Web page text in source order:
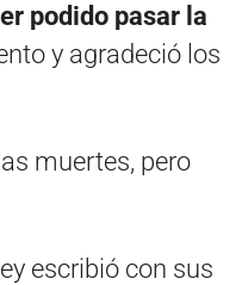
podido pasar la
y agradeció los
muertes, pero
escribió con sus